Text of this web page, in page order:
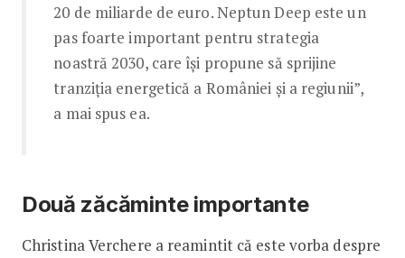
20 de miliarde de euro. Neptun Deep este un
pas foarte important pentru strategia
noastră 2030, care îşi propune să sprijine
tranziţia energetică a României şi a regiunii”,
a mai spus ea.
Două zăcăminte importante
Christina Verchere a reamintit că este vorba despre